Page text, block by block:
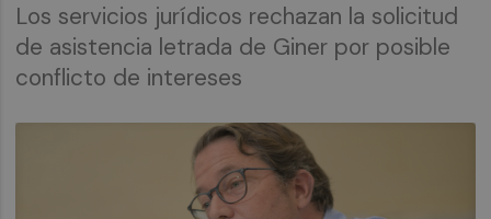
Los servicios jurídicos rechazan la solicitud
de asistencia letrada de Giner por posible
conflicto de intereses